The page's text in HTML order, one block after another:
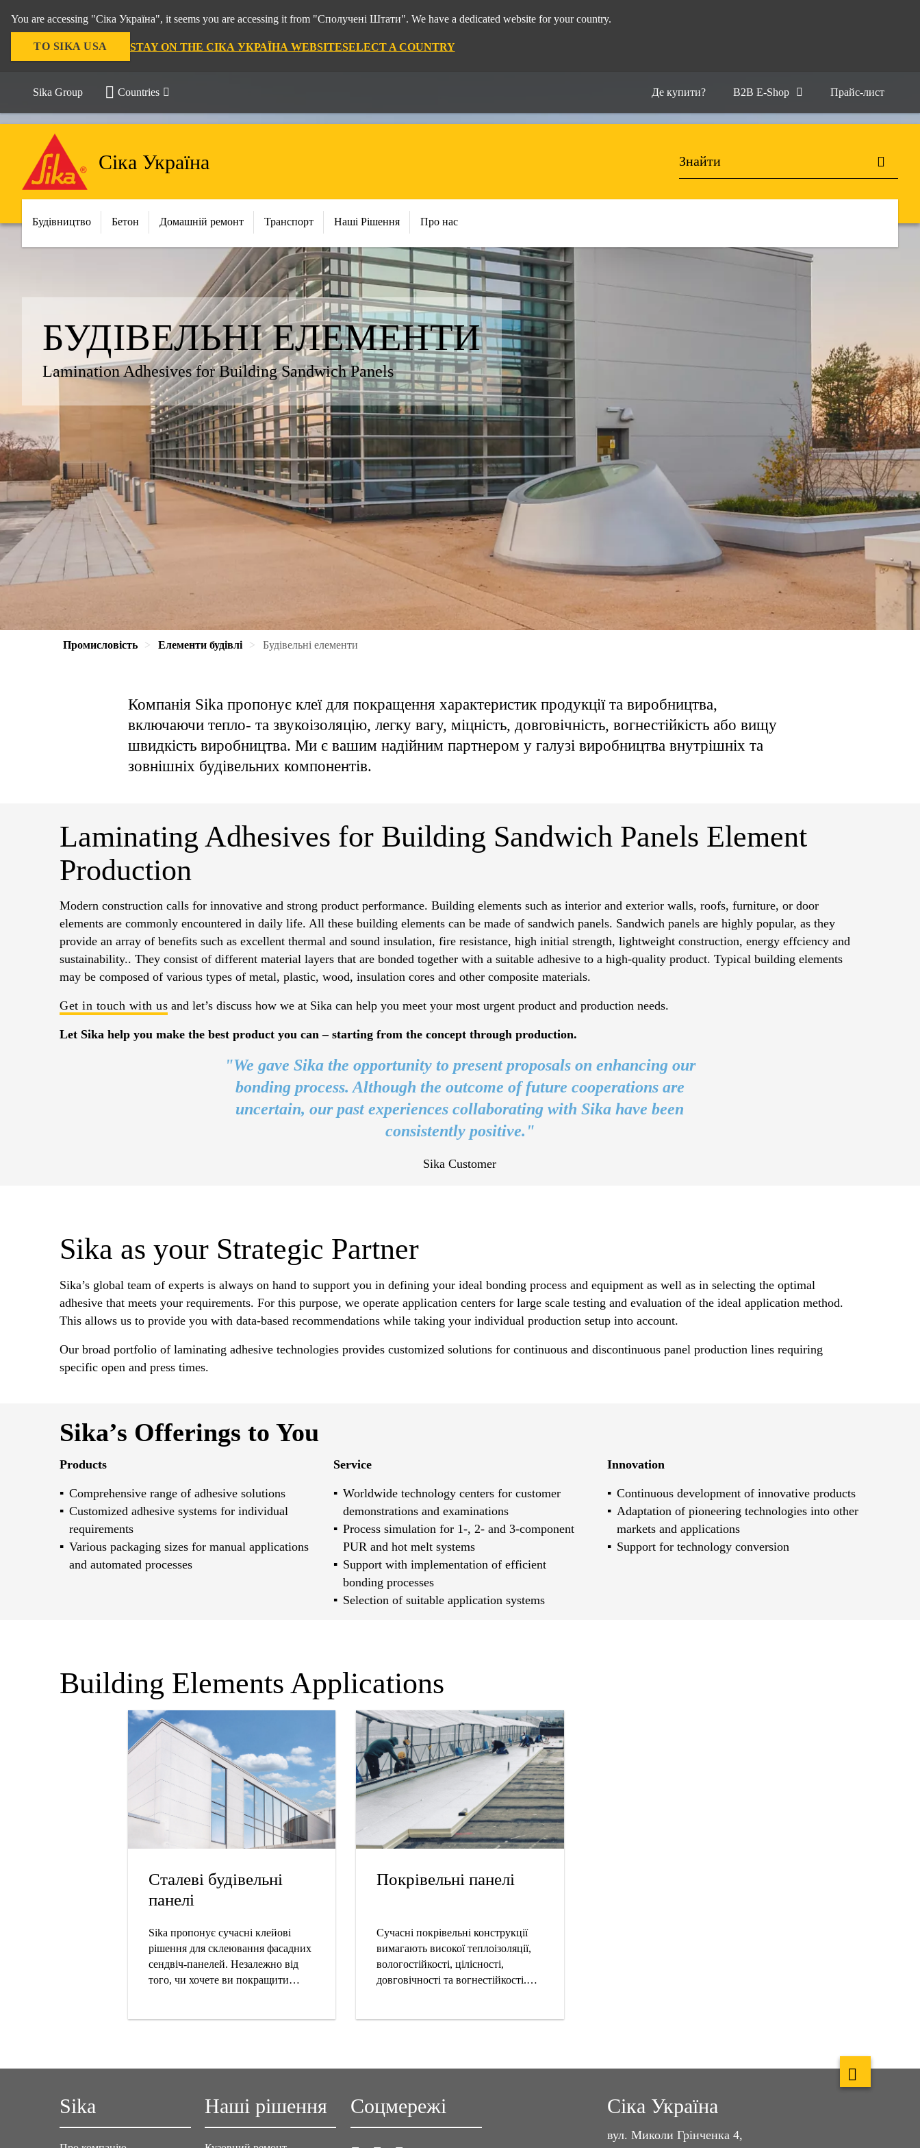
You are accessing "Сіка Україна", it seems you are accessing it from "Сполучені Штати". We have a dedicated website for your country.
TO SIKA USA STAY ON THE СІКА УКРАЇНА WEBSITESELECT A COUNTRY
Sika Group Countries Де купити? B2B E-Shop Прайс-лист
Сіка Україна
Будівництво Бетон Домашній ремонт Транспорт Наші Рішення Про нас
БУДІВЕЛЬНІ ЕЛЕМЕНТИ
Lamination Adhesives for Building Sandwich Panels
Промисловість Елементи будівлі Будівельні елементи
Компанія Sika пропонує клеї для покращення характеристик продукції та виробництва,
включаючи тепло- та звукоізоляцію, легку вагу, міцність, довговічність, вогнестійкість або вищу
швидкість виробництва. Ми є вашим надійним партнером у галузі виробництва внутрішніх та
зовнішніх будівельних компонентів.
Laminating Adhesives for Building Sandwich Panels Element
Production
Modern construction calls for innovative and strong product performance. Building elements such as interior and exterior walls, roofs, furniture, or door
elements are commonly encountered in daily life. All these building elements can be made of sandwich panels. Sandwich panels are highly popular, as they
provide an array of benefits such as excellent thermal and sound insulation, fire resistance, high initial strength, lightweight construction, energy effciency and
sustainability.. They consist of different material layers that are bonded together with a suitable adhesive to a high-quality product. Typical building elements
may be composed of various types of metal, plastic, wood, insulation cores and other composite materials.
Get in touch with us and let’s discuss how we at Sika can help you meet your most urgent product and production needs.
Let Sika help you make the best product you can – starting from the concept through production.
"We gave Sika the opportunity to present proposals on enhancing our
bonding process. Although the outcome of future cooperations are
uncertain, our past experiences collaborating with Sika have been
consistently positive."
Sika Customer
Sika as your Strategic Partner
Sika’s global team of experts is always on hand to support you in defining your ideal bonding process and equipment as well as in selecting the optimal
adhesive that meets your requirements. For this purpose, we operate application centers for large scale testing and evaluation of the ideal application method.
This allows us to provide you with data-based recommendations while taking your individual production setup into account.
Our broad portfolio of laminating adhesive technologies provides customized solutions for continuous and discontinuous panel production lines requiring
specific open and press times.
Sika’s Offerings to You
Products
Comprehensive range of adhesive solutions
Customized adhesive systems for individual
requirements
Various packaging sizes for manual applications
and automated processes
Service
Worldwide technology centers for customer
demonstrations and examinations
Process simulation for 1-, 2- and 3-component
PUR and hot melt systems
Support with implementation of efficient
bonding processes
Selection of suitable application systems
Innovation
Continuous development of innovative products
Adaptation of pioneering technologies into other
markets and applications
Support for technology conversion
Building Elements Applications
Сталеві будівельні
панелі
Sika пропонує сучасні клейові
рішення для склеювання фасадних
сендвіч-панелей. Незалежно від
того, чи хочете ви покращити
Покрівельні панелі
Сучасні покрівельні конструкції
вимагають високої теплоізоляції,
вологостійкості, цілісності,
довговічності та вогнестійкості.
Sika Наші рішення Соцмережі Сіка Україна
вул. Миколи Грінченка 4,